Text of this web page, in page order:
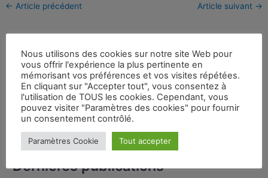
← Article précédent Article suivant →
Évènements
Aucun évènement
Dernières publications
Nous utilisons des cookies sur notre site Web pour
vous offrir l'expérience la plus pertinente en
mémorisant vos préférences et vos visites répétées.
En cliquant sur "Accepter tout", vous consentez à
l'utilisation de TOUS les cookies. Cependant, vous
pouvez visiter "Paramètres des cookies" pour fournir
un consentement contrôlé.
Paramètres Cookie Tout accepter